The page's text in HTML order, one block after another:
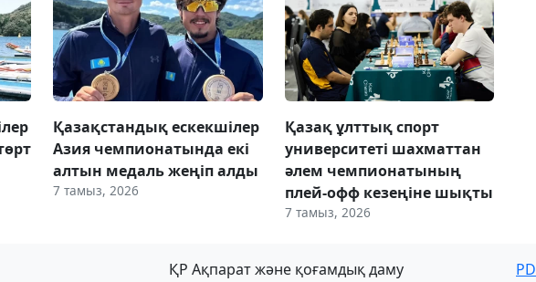
Қазақстандық ескекшілер
Азия чемпионатында екі
алтын медаль жеңіп алды
7 тамыз, 2026
Қазақ ұлттық спорт
университеті шахматтан
әлем чемпионатының
плей-офф кезеңіне шықты
7 тамыз, 2026
ҚР Ақпарат және қоғамдық даму